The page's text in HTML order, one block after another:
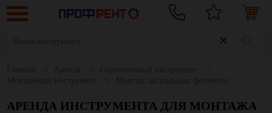
АРЕНДА ИНСТРУМЕНТА ДЛЯ МОНТАЖА